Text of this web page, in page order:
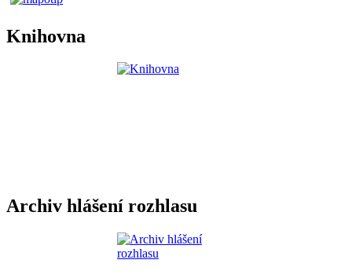
Knihovna
Archiv hlášení rozhlasu